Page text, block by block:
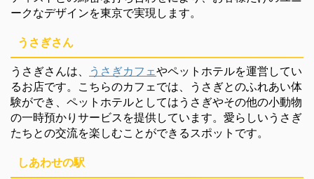
ークなデザインを東京で実現します。
うさぎさん
うさぎさんは、 うさぎカフェやペットホテルを運営してい
るお店です。こちらのカフェでは、うさぎとのふれあい体
験ができ、ペットホテルとしてはうさぎやその他の小動物
の一時預かりサービスを提供しています。愛らしいうさぎ
たちとの交流を楽しむことができるスポットです。
しあわせの駅